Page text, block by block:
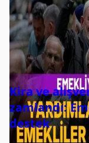
Kira ve
zamlandı:
destek